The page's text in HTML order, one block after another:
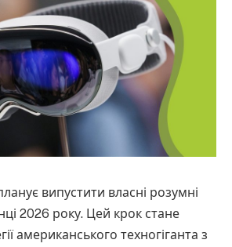
випустити власні розумні
2026 року. Цей крок стане
американського техногіганта з